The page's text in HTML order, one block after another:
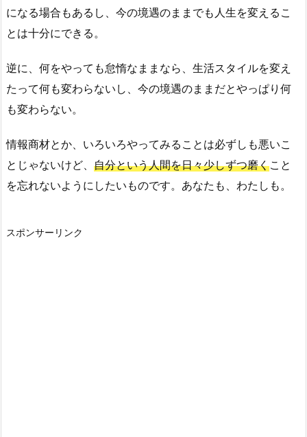
になる場合もあるし、今の境遇のままでも人生を変えるこ
とは十分にできる。
逆に、何をやっても怠惰なままなら、生活スタイルを変え
たって何も変わらないし、今の境遇のままだとやっぱり何
も変わらない。
情報商材とか、いろいろやってみることは必ずしも悪いこ
とじゃないけど、 自分という人間を日々少しずつ磨くこと
を忘れないようにしたいものです。あなたも、わたしも。
スポンサーリンク